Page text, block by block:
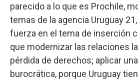
parecido a lo que es Prochile,
temas de la agencia Uruguay
fuerza en el tema de inserción
que modernizar las relaciones
pérdida de derechos; aplicar
burocrática, porque Uruguay